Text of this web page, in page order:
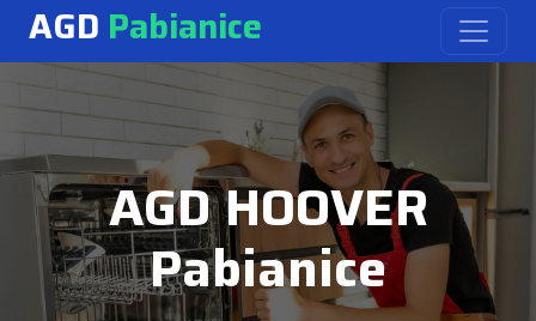
AGD Pabianice
AGD HOOVER
Pabianice